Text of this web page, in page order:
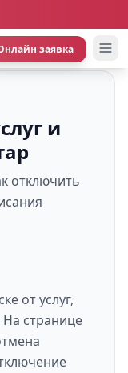
заявка
и
отключить
от услуг,
странице